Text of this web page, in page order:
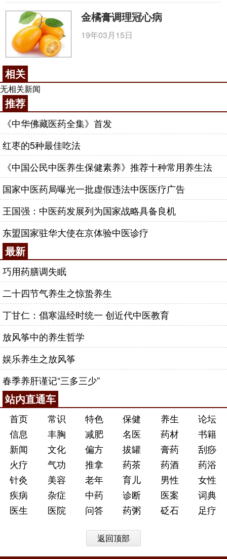
金橘膏调理冠心病
19年03月15日
相关
无相关新闻
推荐
《中华佛藏医药全集》首发
红枣的5种最佳吃法
《中国公民中医养生保健素养》推荐十种常用养生法
国家中医药局曝光一批虚假违法中医医疗广告
王国强：中医药发展列为国家战略具备良机
东盟国家驻华大使在京体验中医诊疗
最新
巧用药膳调失眠
二十四节气养生之惊蛰养生
丁甘仁：倡寒温经时统一 创近代中医教育
放风筝中的养生哲学
娱乐养生之放风筝
春季养肝谨记“三多三少”
站内直通车
首页 常识 特色 保健 养生
论坛
信息
丰胸 减肥 名医 药材
书籍
新闻
文化 偏方 拔罐 膏药
刮痧
火疗
气功 推拿 药茶 药酒
药浴
针灸
美容 老年 育儿 男性
女性
疾病
杂症 中药 诊断 医案
词典
医生
医院 问答 药粥 砭石 足疗
返回顶部